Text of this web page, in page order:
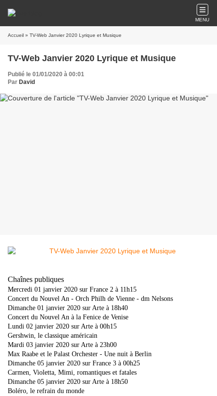
MENU
Accueil » TV-Web Janvier 2020 Lyrique et Musique
TV-Web Janvier 2020 Lyrique et Musique
Publié le 01/01/2020 à 00:01
Par David
Chaînes publiques
Mercredi 01 janvier 2020 sur France 2 à 11h15
Concert du Nouvel An - Orch Philh de Vienne - dm Nelsons
Dimanche 01 janvier 2020 sur Arte à 18h40
Concert du Nouvel An à la Fenice de Venise
Lundi 02 janvier 2020 sur Arte à 00h15
Gershwin, le classique américain
Mardi 03 janvier 2020 sur Arte à 23h00
Max Raabe et le Palast Orchester - Une nuit à Berlin
Dimanche 05 janvier 2020 sur France 3 à 00h25
Carmen, Violetta, Mimi, romantiques et fatales
Dimanche 05 janvier 2020 sur Arte à 18h50
Boléro, le refrain du monde